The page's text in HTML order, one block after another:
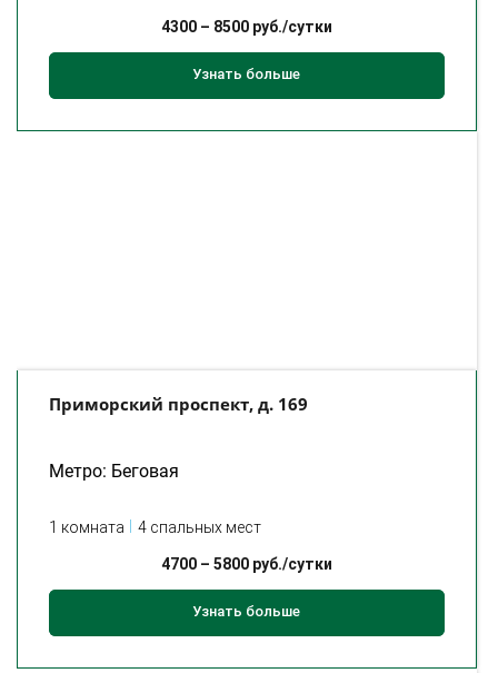
4300– 8500руб./сутки
Узнать больше
Приморский проспект, д. 169
Метро: Беговая
1 комната 4 спальных мест
4700– 5800руб./сутки
Узнать больше